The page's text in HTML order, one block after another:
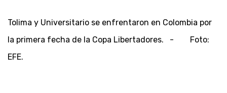
Tolima y Universitario se enfrentaron en Colombia por
la primera fecha de la Copa Libertadores. - Foto:
EFE.